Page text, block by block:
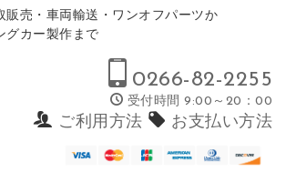
販売・車両輸送・ワンオフパーツか
グカー製作まで
0266-82-2255
受付時間 9:00～20：00
ご利用方法 お支払い方法